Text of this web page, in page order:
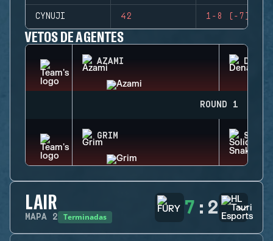
CYNUJI 42 1-8 (-7)
VETOS DE AGENTES
AZAMI
ROUND 1
GRIM SOLID
LAIR
MAPA 2 Terminadas 7 : 2